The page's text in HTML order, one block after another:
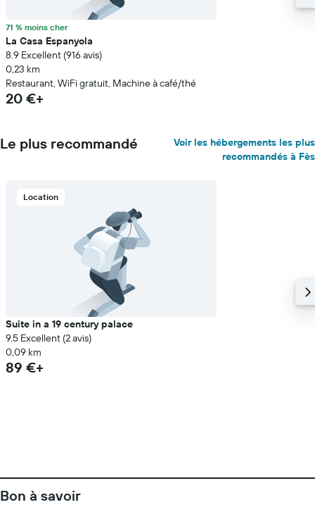
71 % moins cher
La Casa Espanyola
8.9 Excellent (916 avis)
0,23 km
Restaurant, WiFi gratuit, Machine à café/thé
20 €+
Le plus recommandé
Voir les hébergements les plus
recommandés à Fès
Location
Suite in a 19 century palace
9.5 Excellent (2 avis)
0,09 km
89 €+
Bon à savoir